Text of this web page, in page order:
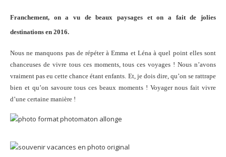
Franchement, on a vu de beaux paysages et on a fait de jolies
destinations en 2016.
Nous ne manquons pas de répéter à Emma et Léna à quel point elles sont
chanceuses de vivre tous ces moments, tous ces voyages ! Nous n’avons
vraiment pas eu cette chance étant enfants. Et, je dois dire, qu’on se rattrape
bien et qu’on savoure tous ces beaux moments ! Voyager nous fait vivre
d’une certaine manière !